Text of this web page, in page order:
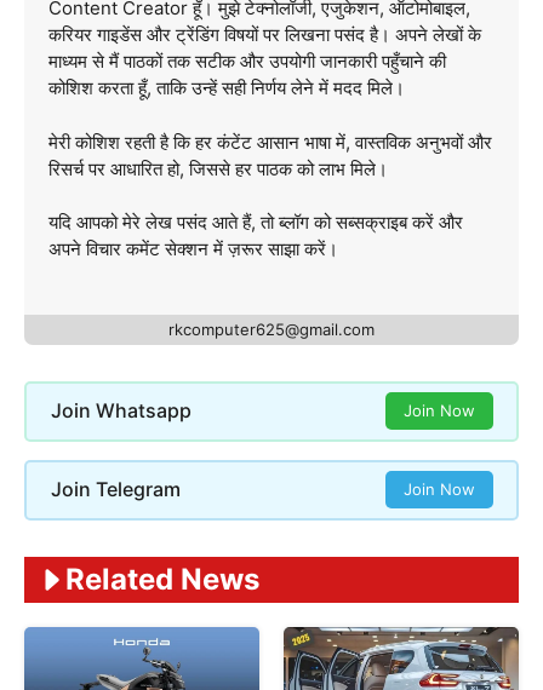
Content Creator हूँ। मुझे टेक्नोलॉजी, एजुकेशन, ऑटोमोबाइल,
करियर गाइडेंस और ट्रेंडिंग विषयों पर लिखना पसंद है। अपने लेखों के
माध्यम से मैं पाठकों तक सटीक और उपयोगी जानकारी पहुँचाने की
कोशिश करता हूँ, ताकि उन्हें सही निर्णय लेने में मदद मिले।
मेरी कोशिश रहती है कि हर कंटेंट आसान भाषा में, वास्तविक अनुभवों और
रिसर्च पर आधारित हो, जिससे हर पाठक को लाभ मिले।
यदि आपको मेरे लेख पसंद आते हैं, तो ब्लॉग को सब्सक्राइब करें और
अपने विचार कमेंट सेक्शन में ज़रूर साझा करें।
rkcomputer625@gmail.com
Join Whatsapp Join Now
Join Telegram Join Now
Related News